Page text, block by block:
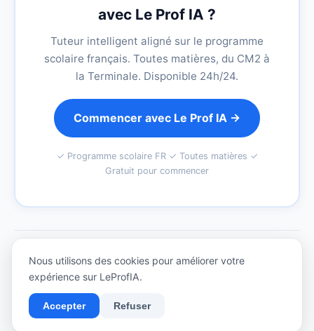
avec Le Prof IA ?
Tuteur intelligent aligné sur le programme
scolaire français. Toutes matières, du CM2 à
la Terminale. Disponible 24h/24.
Commencer avec Le Prof IA →
✓ Programme scolaire FR ✓ Toutes matières ✓
Gratuit pour commencer
© 2026LeProfIA— Le tuteur IA pour le collège et le lycée
Nous utilisons des cookies pour améliorer votre
expérience sur LeProfIA.
Accepter Refuser